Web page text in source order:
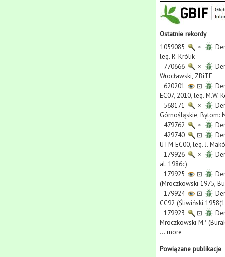
Ostatnie rekordy
1059085
×
leg. R. Królik
770666
×
Wrocławski, ZBiTE
620201
⊡
EC07, 2010, leg. M.W.
568171
×
Górnośląskie, Bytom:
479762
×
429740
⊡
UTM EC00, leg. J.
179926
×
al. 1986c)
179925
⊡
(Mroczkowski 1975,
179924
⊡
CC92 (Śliwiński
179923
⊡
Mroczkowski M.*
... more
Powiązane publikacje